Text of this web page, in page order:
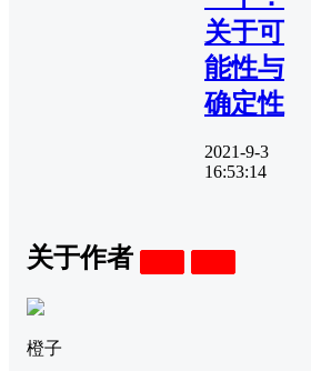
关于可
能性与
确定性
2021-9-3
16:53:14
关于作者
橙子